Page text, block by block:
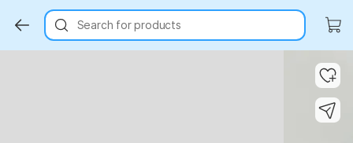
Search for products